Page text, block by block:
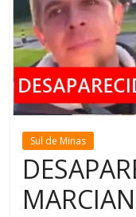
de
Minas
Sul de Minas